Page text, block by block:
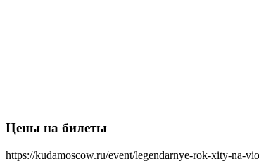
Цены на билеты
https://kudamoscow.ru/event/legendarnye-rok-xity-na-